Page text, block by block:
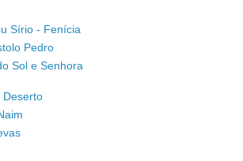
Sírio - Fenícia
Pedro
Sol e Senhora
Deserto